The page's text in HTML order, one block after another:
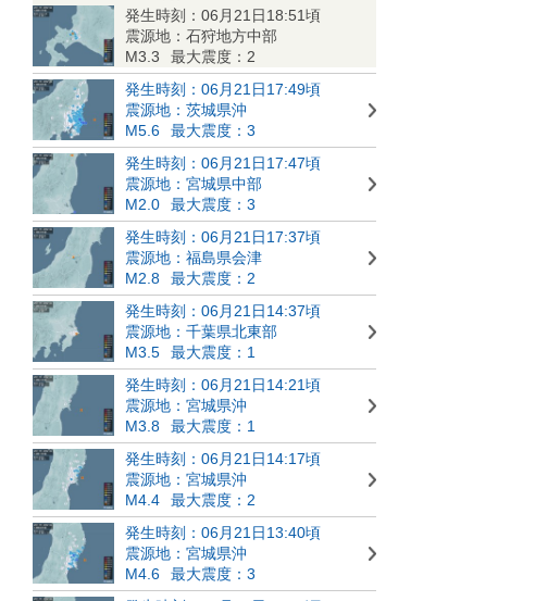
発生時刻：06月21日18:51頃
震源地：石狩地方中部
M3.3
最大震度：2
発生時刻：06月21日17:49頃
震源地：茨城県沖
M5.6
最大震度：3
発生時刻：06月21日17:47頃
震源地：宮城県中部
M2.0
最大震度：3
発生時刻：06月21日17:37頃
震源地：福島県会津
M2.8
最大震度：2
発生時刻：06月21日14:37頃
震源地：千葉県北東部
M3.5
最大震度：1
発生時刻：06月21日14:21頃
震源地：宮城県沖
M3.8
最大震度：1
発生時刻：06月21日14:17頃
震源地：宮城県沖
M4.4
最大震度：2
発生時刻：06月21日13:40頃
震源地：宮城県沖
M4.6
最大震度：3